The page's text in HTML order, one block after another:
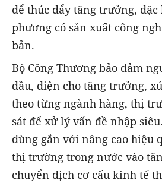
để thúc đẩy tăng trưởng,
phương có sản xuất công
bản.
Bộ Công Thương bảo đảm
dầu, điện cho tăng trưởng,
theo từng ngành hàng, thị
sát để xử lý vấn đề nhập
dùng gắn với nâng cao hiệu
thị trường trong nước vào
chuyển dịch cơ cấu kinh tế